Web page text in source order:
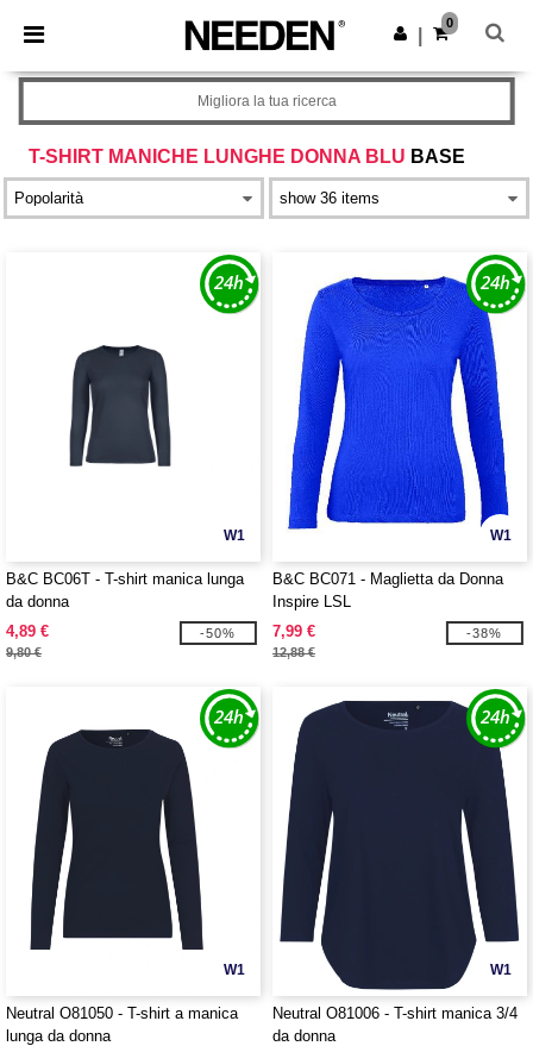
× App Needen
Prezzi migliori sull'app!
Scarica app
0
T-SHIRT MANICHE LUNGHE DONNA BLU BASE
Migliora la tua ricerca
W1
B&C BC06T - T-shirt manica lunga
da donna
4,89 €
9,80 €
-50%
W1
B&C BC071 - Maglietta da Donna
Inspire LSL
7,99 €
12,88 €
-38%
W1
Neutral O81050 - T-shirt a manica
lunga da donna
W1
Neutral O81006 - T-shirt manica 3/4
da donna